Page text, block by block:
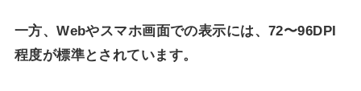
一方、Webやスマホ画面での表示には、72〜96DPI
程度が標準とされています。